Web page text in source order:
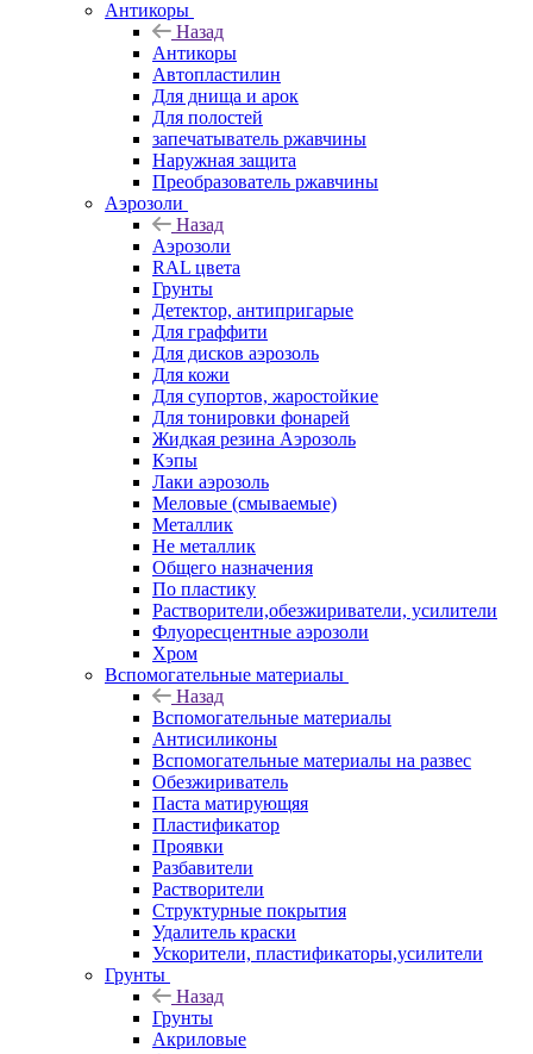
Антикоры
Назад
Антикоры
Автопластилин
Для днища и арок
Для полостей
запечатыватель ржавчины
Наружная защита
Преобразователь ржавчины
Аэрозоли
Назад
Аэрозоли
RAL цвета
Грунты
Детектор, антипригарые
Для граффити
Для дисков аэрозоль
Для кожи
Для супортов, жаростойкие
Для тонировки фонарей
Жидкая резина Аэрозоль
Кэпы
Лаки аэрозоль
Меловые (смываемые)
Металлик
Не металлик
Общего назначения
По пластику
Растворители,обезжириватели, усилители
Флуоресцентные аэрозоли
Хром
Вспомогательные материалы
Назад
Вспомогательные материалы
Антисиликоны
Вспомогательные материалы на развес
Обезжириватель
Паста матирующяя
Пластификатор
Проявки
Разбавители
Растворители
Структурные покрытия
Удалитель краски
Ускорители, пластификаторы,усилители
Грунты
Назад
Грунты
Акриловые